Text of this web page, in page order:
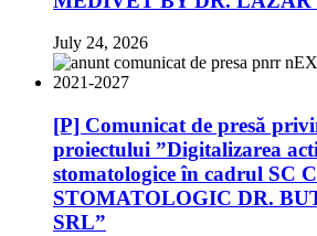
July 24, 2026
[P] Comunicat de presă
proiectului ”Digitalizarea
stomatologice în cadrul SC
STOMATOLOGIC DR.
SRL”